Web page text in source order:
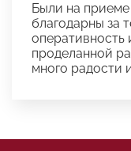
Были на приеме
благодарны за
оперативность
проделанной
много радости